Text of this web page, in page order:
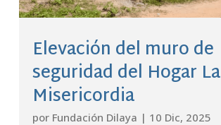
Elevación del muro de
seguridad del Hogar La
Misericordia
por Fundación Dilaya | 10 Dic, 2025